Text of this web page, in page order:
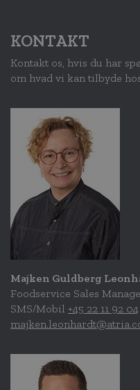
KONTAKT
Kontakt os, hvis du har
om hvad vi kan tilbyde
Majken Guldberg
Foodservice Sales
SMS/Mobil +45 22 11 92 04